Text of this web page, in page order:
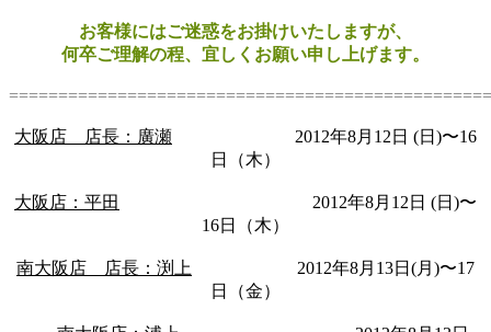
お客様にはご迷惑をお掛けいたしますが、
何卒ご理解の程、宜しくお願い申し上げます。
大阪店 店長：廣瀬 2012年8月12日 (日)〜16
日（木）
大阪店：平田
2012年8月12日 (日)〜
16日（木）
南大阪店 店長：渕上
2012年8月13日(月)〜17
日（金）